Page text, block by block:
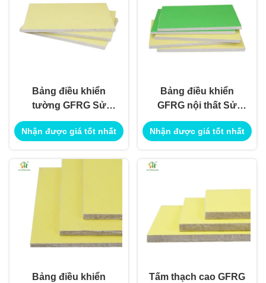
Bảng điều khiển
tường GFRG Sử
dụng trang trí nội thất
ngoại thất để sử dụng
công trình
Nhận được giá tốt nhất
Bảng điều khiển
GFRG nội thất Sử
dụng trang trí nội thất
ngoại thất để sử dụng
Nhận được giá tốt nhất
Bảng điều khiển
Tấm thạch cao GFRG